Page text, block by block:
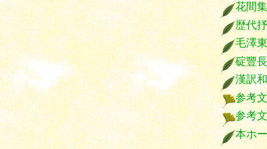
花間集
歴代
毛澤
碇豐
漢訳
参考
参考
本ホ